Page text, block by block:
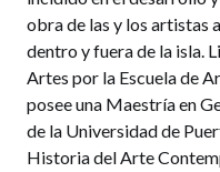
obra de las y los artistas
dentro y fuera de la isla.
Artes por la Escuela de
posee una Maestría en
de la Universidad de
Historia del Arte